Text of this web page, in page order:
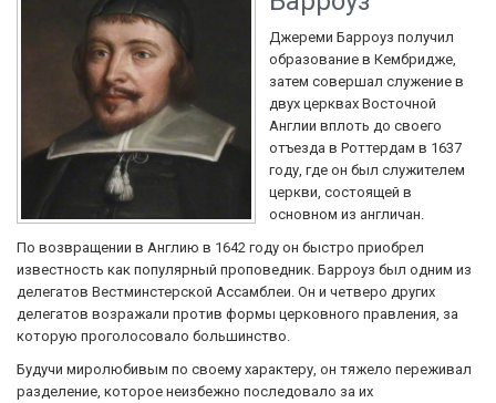
Джереми Барроуз получил
образование в Кембридже,
затем совершал служение в
двух церквах Восточной
Англии вплоть до своего
отъезда в Роттердам в 1637
году, где он был служителем
церкви, состоящей в
основном из англичан.
По возвращении в Англию в 1642 году он быстро приобрел
известность как популярный проповедник. Барроуз был одним из
делегатов Вестминстерской Ассамблеи. Он и четверо других
делегатов возражали против формы церковного правления, за
которую проголосовало большинство.
Будучи миролюбивым по своему характеру, он тяжело переживал
разделение, которое неизбежно последовало за их